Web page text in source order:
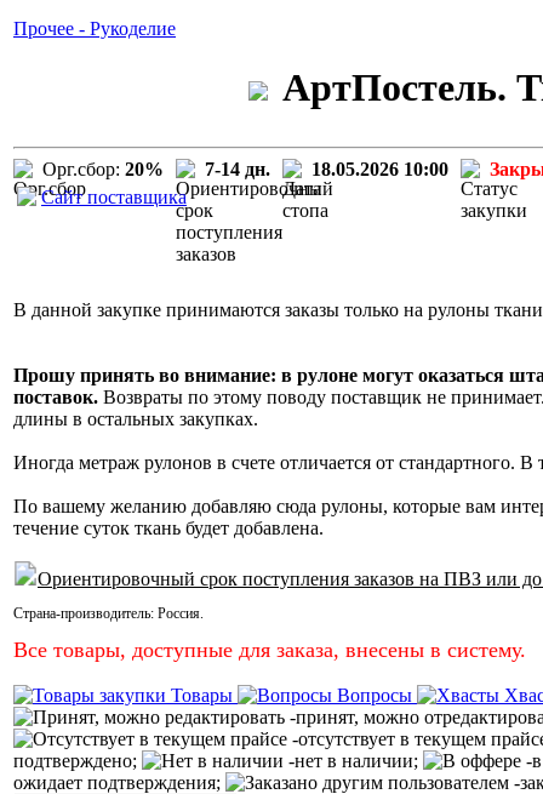
Прочее - Рукоделие
АртПостель.
Орг.сбор: 20% 7-14 дн. 18.05.2026 10:00
Сайт поставщика
В данной закупке принимаются заказы только на рулоны
Прошу принять во внимание: в рулоне могут оказаться
поставок. Возвраты по этому поводу поставщик не
длины в остальных закупках.
Иногда метраж рулонов в счете отличается от стандартного.
По вашему желанию добавляю сюда рулоны, которые вам
течение суток ткань будет добавлена.
Ориентировочный срок поступления заказов на ПВЗ или
Страна-производитель: Россия.
Все товары, доступные для заказа, внесены в систему.
Товары Вопросы
-принят, можно
-отсутствует в текущем
подтверждено;
-нет в наличии;
-
ожидает подтверждения;
-